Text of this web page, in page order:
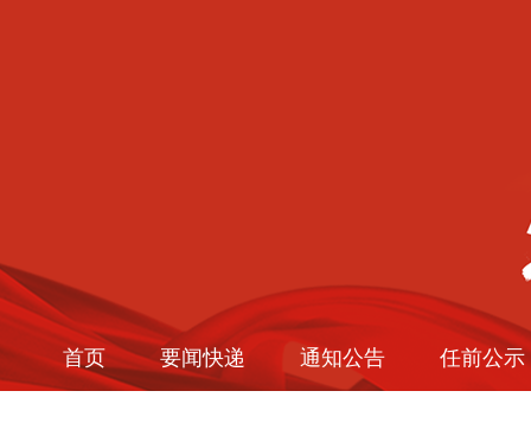
首页 要闻快递 通知公告 任前公示